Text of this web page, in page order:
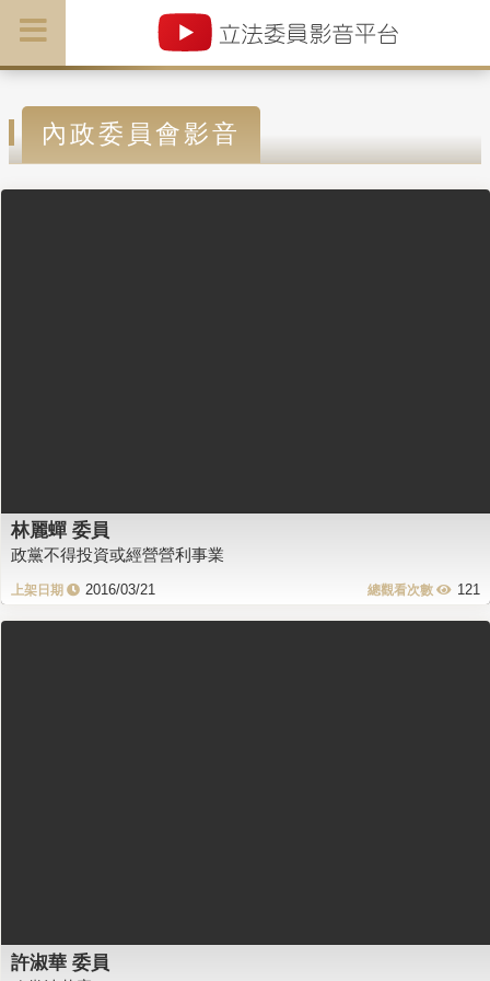
內政委員會影音
林麗蟬 委員
政黨不得投資或經營營利事業
2016/03/21 121
許淑華 委員